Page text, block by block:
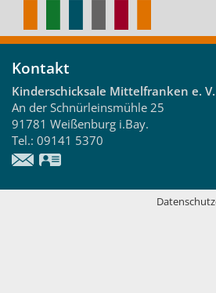
Kontakt
Kinderschicksale Mittelfranken e. V.
An der Schnürleinsmühle 25
91781 Weißenburg i.Bay.
Tel.: 09141 5370